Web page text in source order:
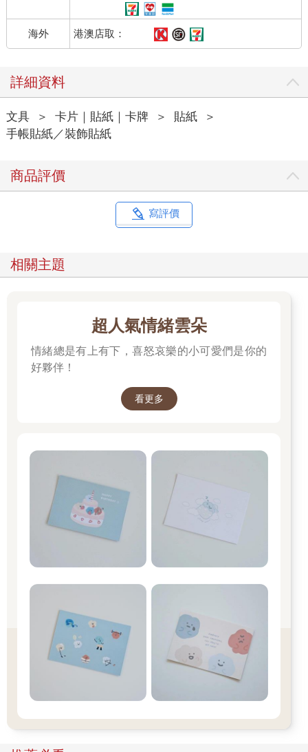
海外 港澳店取：
詳細資料
文具 ＞ 卡片｜貼紙｜卡牌 ＞ 貼紙
＞
手帳貼紙／裝飾貼紙
商品評價
寫評價
相關主題
超人氣情緒雲朵
情緒總是有上有下，喜怒哀樂的小可愛們是你的
好夥伴！
看更多